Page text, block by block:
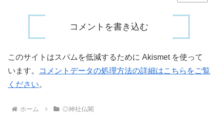
コメントを書き込む
このサイトはスパムを低減するために Akismet を使って
います。
コメントデータの処理方法の詳細はこちらをご覧
ください。
ホーム ◎神社仏閣